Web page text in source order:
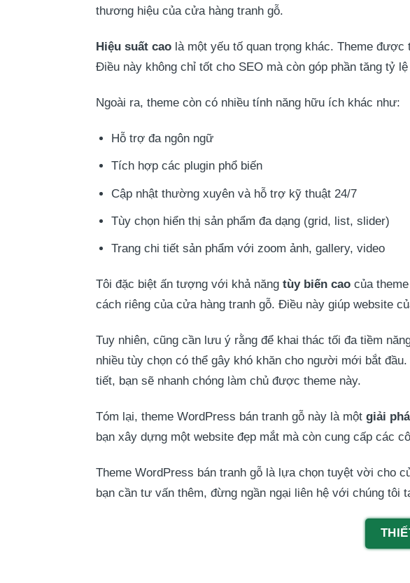
thương hiệu của cửa hàng tranh gỗ.
Hiệu suất cao là một yếu tố quan trọng khác. Theme
Điều này không chỉ tốt cho SEO mà còn góp phần tăng tỷ
Ngoài ra, theme còn có nhiều tính năng hữu ích khác như:
Hỗ trợ đa ngôn ngữ
Tích hợp các plugin phổ biến
Cập nhật thường xuyên và hỗ trợ kỹ thuật 24/7
Tùy chọn hiển thị sản phẩm đa dạng (grid, list, slider)
Trang chi tiết sản phẩm với zoom ảnh, gallery, video
Tôi đặc biệt ấn tượng với khả năng tùy biến cao của
cách riêng của cửa hàng tranh gỗ. Điều này giúp website
Tuy nhiên, cũng cần lưu ý rằng để khai thác tối đa tiềm
nhiều tùy chọn có thể gây khó khăn cho người mới bắt
tiết, bạn sẽ nhanh chóng làm chủ được theme này.
Tóm lại, theme WordPress bán tranh gỗ này là một giải
bạn xây dựng một website đẹp mắt mà còn cung cấp các
Theme WordPress bán tranh gỗ là lựa chọn tuyệt vời cho
bạn cần tư vấn thêm, đừng ngần ngại liên hệ với chúng tôi